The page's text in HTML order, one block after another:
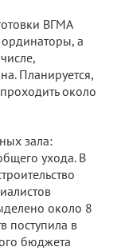
ВГМА
ординаторы, а
Планируется,
около
зала:
ухода. В
около 8
поступила в
бюджета